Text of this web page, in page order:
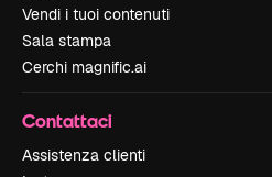
Vendi i tuoi contenuti
Sala stampa
Cerchi magnific.ai
Contattaci
Assistenza clienti